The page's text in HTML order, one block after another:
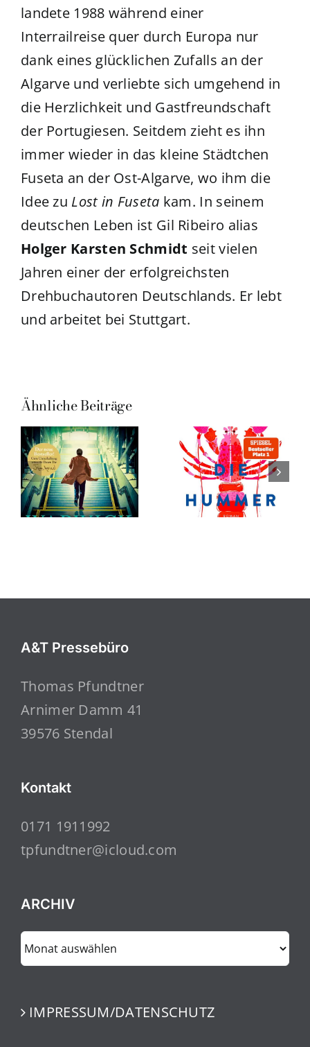
landete 1988 während einer
Interrailreise quer durch Europa nur
dank eines glücklichen Zufalls an der
Algarve und verliebte sich umgehend in
die Herzlichkeit und Gastfreundschaft
der Portugiesen. Seitdem zieht es ihn
immer wieder in das kleine Städtchen
Fuseta an der Ost-Algarve, wo ihm die
Idee zu Lost in Fuseta kam. In seinem
deutschen Leben ist Gil Ribeiro alias
Holger Karsten Schmidt seit vielen
Jahren einer der erfolgreichsten
Drehbuchautoren Deutschlands. Er lebt
und arbeitet bei Stuttgart.
Ähnliche Beiträge
A&T Pressebüro
Thomas Pfundtner
Arnimer Damm 41
39576 Stendal
Kontakt
0171 1911992
tpfundtner@icloud.com
ARCHIV
ARCHIV
IMPRESSUM/DATENSCHUTZ